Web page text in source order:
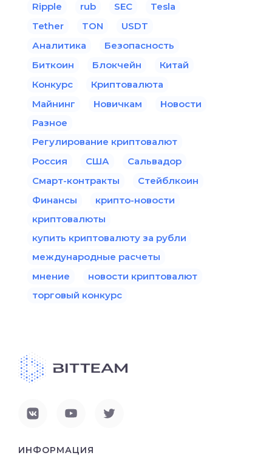
Ripple
rub SEC
Tesla
Tether
TON
USDT
Аналитика
Безопасность
Биткоин
Блокчейн
Китай
Конкурс
Криптовалюта
Майнинг
Новичкам
Новости
Разное
Регулирование криптовалют
Россия
США
Сальвадор
Смарт-контракты
Стейблкоин
Финансы
крипто-новости
криптовалюты
купить криптовалюту за рубли
международные расчеты
мнение
новости криптовалют
торговый конкурс
ИНФОРМАЦИЯ